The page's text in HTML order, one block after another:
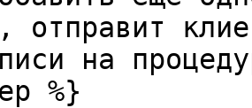
отправит
на
%}